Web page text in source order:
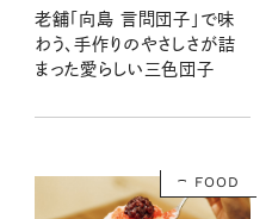
老舗「向島 言問団子」で味
わう、手作りのやさしさが詰
まった愛らしい三色団子
FOOD